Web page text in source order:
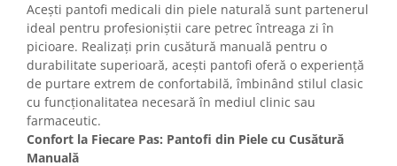
Acești pantofi medicali din piele naturală sunt partenerul
ideal pentru profesioniștii care petrec întreaga zi în
picioare. Realizați prin cusătură manuală pentru o
durabilitate superioară, acești pantofi oferă o experiență
de purtare extrem de confortabilă, îmbinând stilul clasic
cu funcționalitatea necesară în mediul clinic sau
farmaceutic.
Confort la Fiecare Pas: Pantofi din Piele cu Cusătură
Manuală